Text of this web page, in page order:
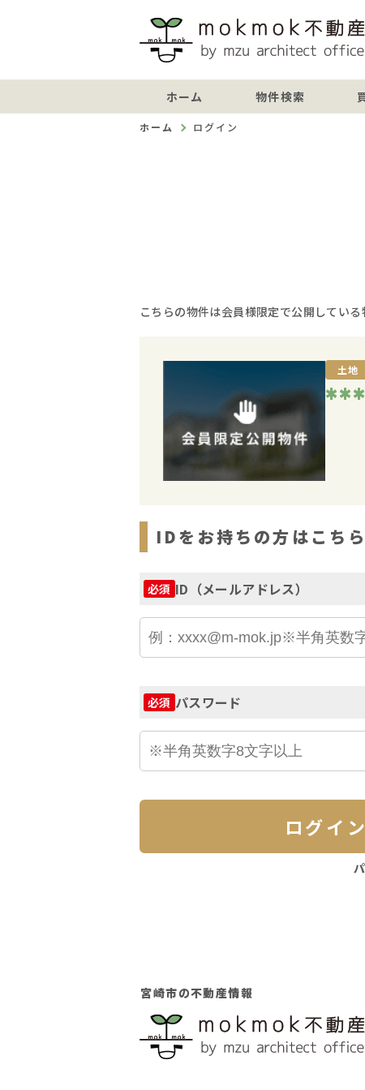
ホーム 物件検索
ホーム ログイン
こちらの物件は会員様限定で公開してい
土地
IDをお持ちの方はこちら
必須 ID（メールアドレス）
必須 パスワード
ログイン
宮崎市の不動産情報